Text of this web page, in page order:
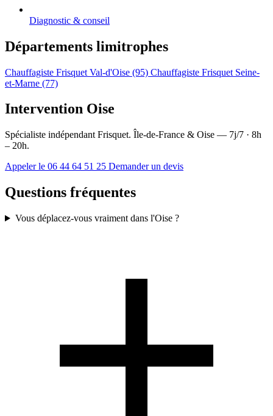
Diagnostic & conseil
Départements limitrophes
Chauffagiste Frisquet Val-d'Oise (95) Chauffagiste Frisquet Seine-
et-Marne (77)
Intervention Oise
Spécialiste indépendant Frisquet. Île-de-France & Oise — 7j/7 · 8h
– 20h.
Appeler le 06 44 64 51 25 Demander un devis
Questions fréquentes
Vous déplacez-vous vraiment dans l'Oise ?